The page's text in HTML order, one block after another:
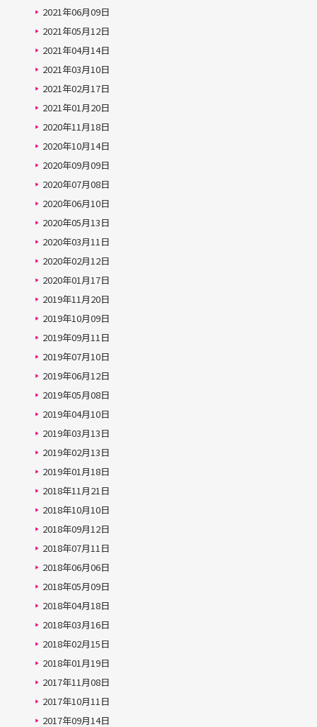
2021年06月09日
2021年05月12日
2021年04月14日
2021年03月10日
2021年02月17日
2021年01月20日
2020年11月18日
2020年10月14日
2020年09月09日
2020年07月08日
2020年06月10日
2020年05月13日
2020年03月11日
2020年02月12日
2020年01月17日
2019年11月20日
2019年10月09日
2019年09月11日
2019年07月10日
2019年06月12日
2019年05月08日
2019年04月10日
2019年03月13日
2019年02月13日
2019年01月18日
2018年11月21日
2018年10月10日
2018年09月12日
2018年07月11日
2018年06月06日
2018年05月09日
2018年04月18日
2018年03月16日
2018年02月15日
2018年01月19日
2017年11月08日
2017年10月11日
2017年09月14日